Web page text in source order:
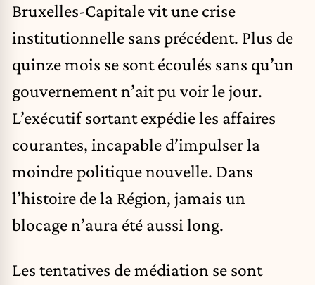
Bruxelles-Capitale vit une crise
institutionnelle sans précédent. Plus de
quinze mois se sont écoulés sans qu’un
gouvernement n’ait pu voir le jour.
L’exécutif sortant expédie les affaires
courantes, incapable d’impulser la
moindre politique nouvelle. Dans
l’histoire de la Région, jamais un
blocage n’aura été aussi long.
Les tentatives de médiation se sont